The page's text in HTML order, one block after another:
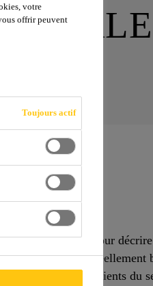
écologique » pour
produits sont réellement
pourquoi les clients du
votre
offrir peuvent
Toujours actif